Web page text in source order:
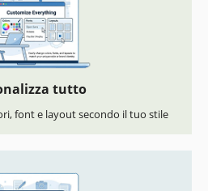
tutto
font e layout secondo il tuo stile